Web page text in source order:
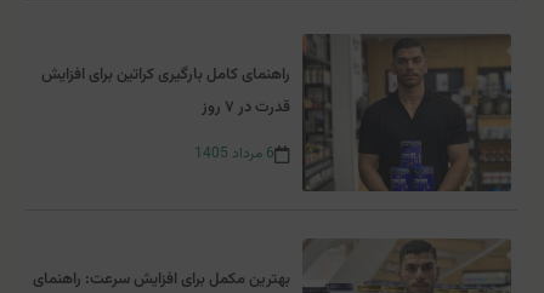
راهنمای کامل بارگیری کراتین برای افزایش
قدرت در ۷ روز
6 مرداد 1405
بهترین مکمل برای افزایش سرعت: راهنمای